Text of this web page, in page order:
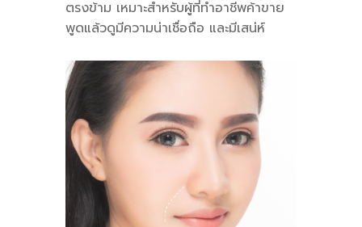
ตรงข้าม เหมาะสำหรับผู้ที่ทำอาชีพค้าขาย
พูดแล้วดูมีความน่าเชื่อถือ และมีเสน่ห์